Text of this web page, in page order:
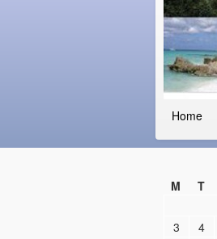
Home
M
T
3
4